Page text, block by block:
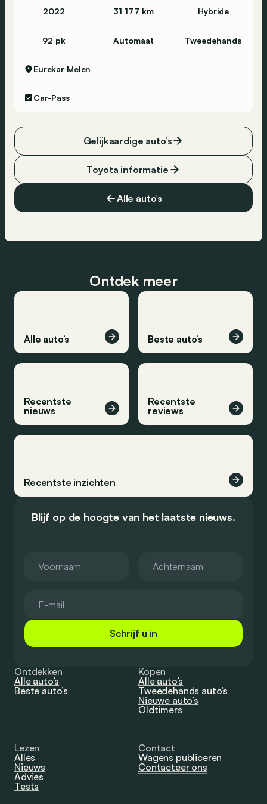
2022 31 177 km Hybride
92 pk Automaat Tweedehands
Eurekar Melen
Car-Pass
Alle auto’s
Toyota informatie
Gelijkaardige auto’s
Ontdek meer
Alle auto’s Beste auto’s
Recentste
nieuws
Recentste
reviews
Recentste inzichten
Blijf op de hoogte van het laatste nieuws.
Schrijf u in
Ontdekken
Alle auto’s
Beste auto’s
Kopen
Alle auto’s
Tweedehands auto’s
Nieuwe auto’s
Oldtimers
Lezen
Alles
Nieuws
Advies
Tests
Contact
Wagens publiceren
Contacteer ons